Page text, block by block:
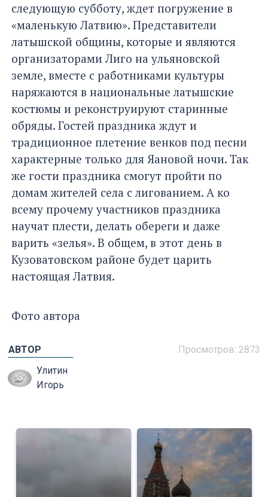
следующую субботу, ждет погружение в
«маленькую Латвию». Представители
латышской общины, которые и являются
организаторами Лиго на ульяновской
земле, вместе с работниками культуры
наряжаются в национальные латышские
костюмы и реконструируют старинные
обряды. Гостей праздника ждут и
традиционное плетение венков под песни
характерные только для Яановой ночи. Так
же гости праздника смогут пройти по
домам жителей села с лигованием. А ко
всему прочему участников праздника
научат плести, делать обереги и даже
варить «зелья». В общем, в этот день в
Кузоватовском районе будет царить
настоящая Латвия.
Фото автора
Просмотров: 2873
АВТОР
Улитин
Игорь